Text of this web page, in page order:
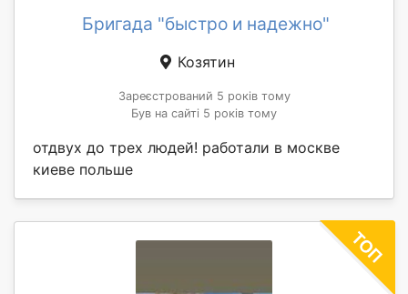
Бригада "быстро и надежно"
Козятин
Зареєстрований 5 років тому
Був на сайті 5 років тому
отдвух до трех людей! работали в москве
киеве польше